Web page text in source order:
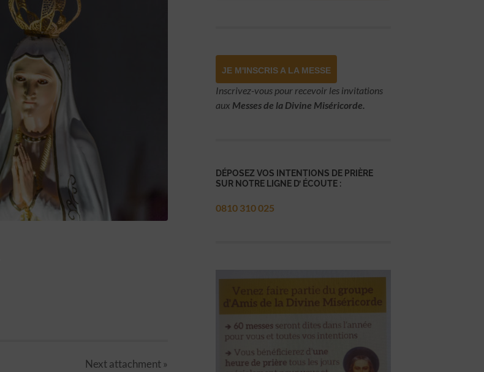
Nextattachment »
JE M'INSCRIS A LA MESSE
Inscrivez-vous pour recevoir les invitations
aux Messes de la Divine Miséricorde.
DÉPOSEZ VOS INTENTIONS DE PRIÈRE
SUR NOTRE LIGNE D’ ÉCOUTE :
0810 310 025